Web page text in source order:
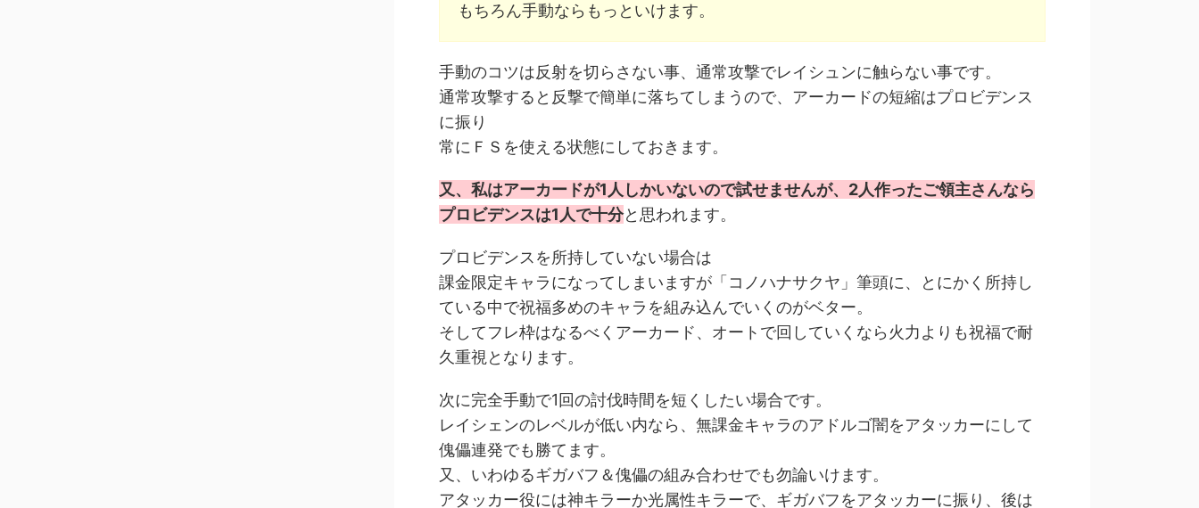
もちろん手動ならもっといけます。
手動のコツは反射を切らさない事、通常攻撃でレイシュンに触らない事です。
通常攻撃すると反撃で簡単に落ちてしまうので、アーカードの短縮はプロビデンス
に振り
常にＦＳを使える状態にしておきます。
又、私はアーカードが1人しかいないので試せませんが、2人作ったご領主さんなら
プロビデンスは1人で十分と思われます。
プロビデンスを所持していない場合は
課金限定キャラになってしまいますが「コノハナサクヤ」筆頭に、とにかく所持し
ている中で祝福多めのキャラを組み込んでいくのがベター。
そしてフレ枠はなるべくアーカード、オートで回していくなら火力よりも祝福で耐
久重視となります。
次に完全手動で1回の討伐時間を短くしたい場合です。
レイシェンのレベルが低い内なら、無課金キャラのアドルゴ闇をアタッカーにして
傀儡連発でも勝てます。
又、いわゆるギガバフ＆傀儡の組み合わせでも勿論いけます。
アタッカー役には神キラーか光属性キラーで、ギガバフをアタッカーに振り、後は